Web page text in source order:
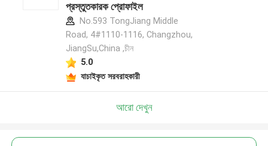
প্রস্তুতকারক প্রোফাইল
No.593 TongJiang Middle
Road, 4#1110-1116, Changzhou,
JiangSu,China ,চীন
5.0
যাচাইকৃত সরবরাহকারী
আরো দেখুন